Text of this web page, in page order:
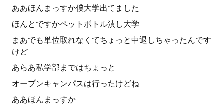
ああほんまっすか僕大学出てました
ほんとですかペットボトル潰し大学
まあでも単位取れなくてちょっと中退しちゃったんです
けど
あらあ私学部まではちょっと
オープンキャンパスは行ったけどね
ああほんまっすか